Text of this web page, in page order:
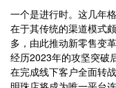
一个是进行时。这几年
在于其传统的渠道模式
多，由此推动新零售变
经历2023年的攻坚突破
在完成线下客户全面转